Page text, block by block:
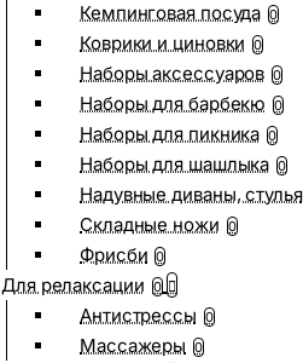
Кемпинговая посуда 0
Коврики и циновки 0
Наборы аксессуаров 0
Наборы для барбекю 0
Наборы для пикника 0
Наборы для шашлыка 0
Надувные диваны, стулья
Складные ножи 0
Фрисби 0
Для релаксации 0
Антистрессы 0
Массажеры 0